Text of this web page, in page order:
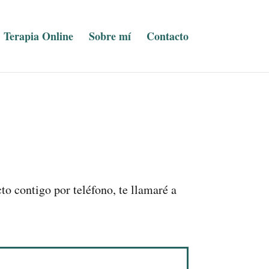
Terapia Online Sobre mí Contacto
contigo por teléfono, te llamaré a